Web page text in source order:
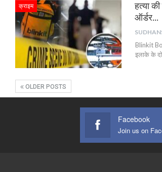
क्राइम
हत्या
ऑर्डर…
Blinkit
इलाके के
OLDER POSTS
Facebook
Join us on